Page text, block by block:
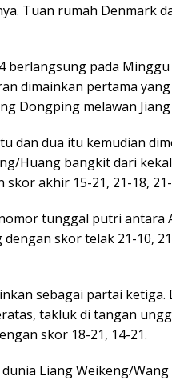
Tuan rumah Denmark
berlangsung pada
dimainkan pertama
Dongping melawan
dan dua itu kemudian
Huang bangkit dari
akhir 15-21, 21-18,
tunggal putri antara
skor telak 21-10,
sebagai partai
takluk di tangan
skor 18-21, 14-21.
Liang Weikeng/